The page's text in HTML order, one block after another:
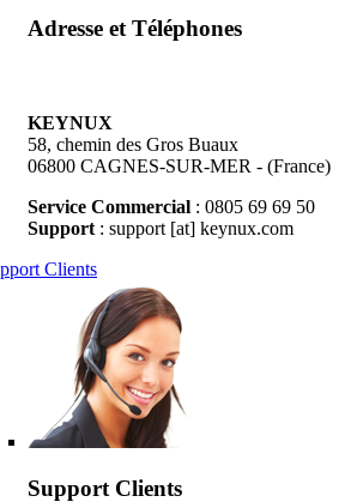
Adresse et Téléphones
KEYNUX
58, chemin des Gros Buaux
06800 CAGNES-SUR-MER - (France)
Service Commercial : 0805 69 69 50
Support : support [at] keynux.com
Clients
Support Clients